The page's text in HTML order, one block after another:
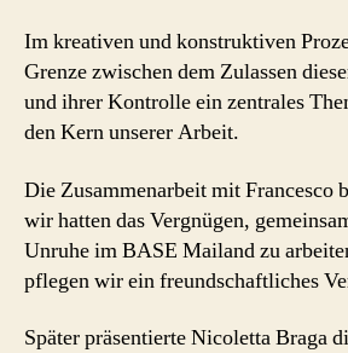
Im kreativen und konstruktiven
Grenze zwischen dem Zulassen
und ihrer Kontrolle ein zentrales
den Kern unserer Arbeit.
Die Zusammenarbeit mit Francesco
wir hatten das Vergnügen,
Unruhe im BASE Mailand zu
pflegen wir ein freundschaftliches
Später präsentierte Nicoletta Braga